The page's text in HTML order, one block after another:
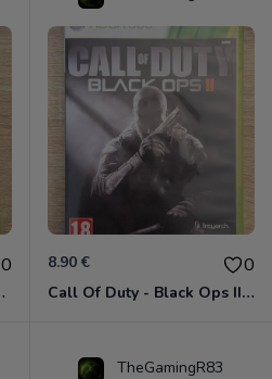
0
Xbox 360
8.90 € 0
Call Of Duty - Black Ops II Xbox 360
TheGamingR83